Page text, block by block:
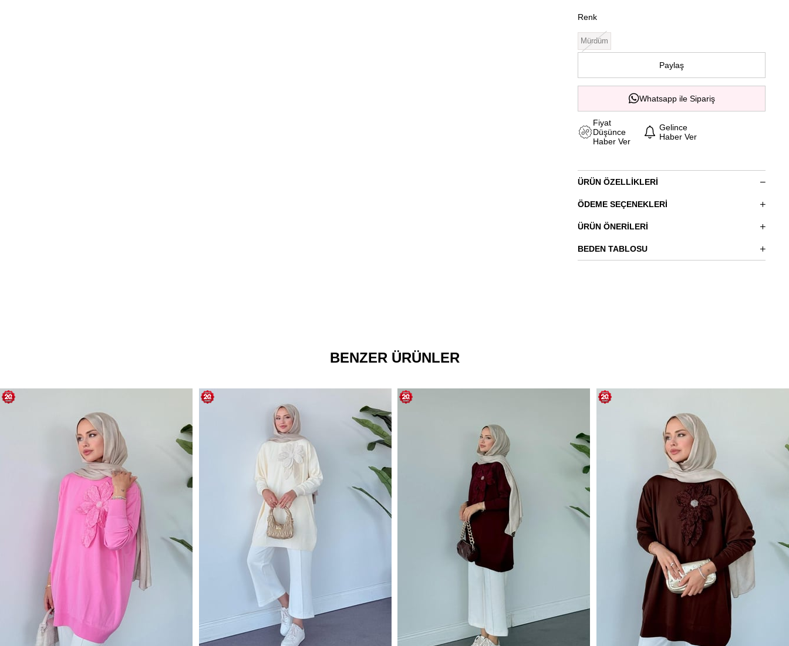
Renk
Mürdüm
Paylaş
Whatsapp ile Sipariş
Fiyat
Düşünce
Haber Ver
Gelince
Haber Ver
ÜRÜN ÖZELLIKLERI
ÖDEME SEÇENEKLERI
ÜRÜN ÖNERILERI
BEDEN TABLOSU
BENZER ÜRÜNLER